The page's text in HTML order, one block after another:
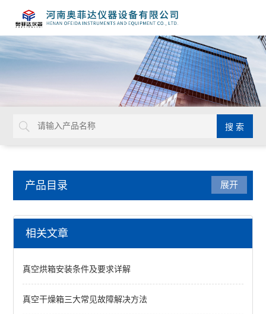
产品目录
干燥箱
鼓风干燥箱
恒温干燥箱
真空干燥箱
展开
相关文章
真空烘箱安装条件及要求详解
真空干燥箱三大常见故障解决方法